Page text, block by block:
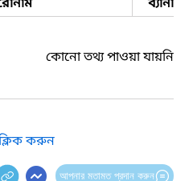
ব্যানার
কোনো তথ্য পাওয়া যায়নি।
করুন
আপনার মতামত প্রদান করুন